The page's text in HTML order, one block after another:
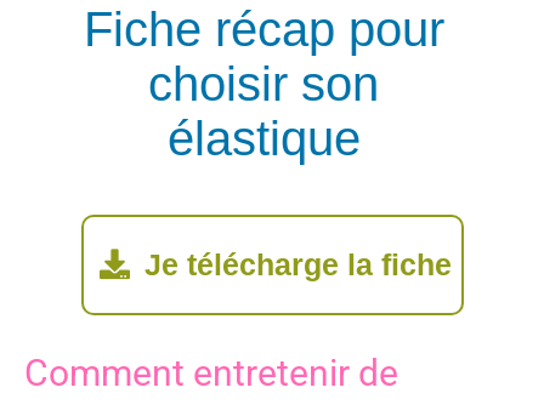
Fiche récap pour
choisir son
élastique
Je télécharge la fiche
Comment entretenir de